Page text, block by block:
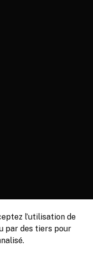
16 69l’utilisation de
par des tiers pour